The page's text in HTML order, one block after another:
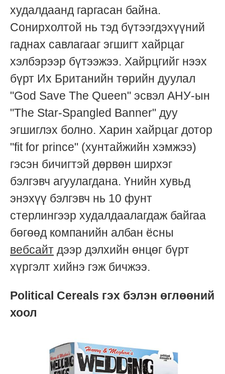
худалдаанд гаргасан байна.
Сонирхолтой нь тэд бүтээгдэхүүний
гаднах савлагааг эгшигт хайрцаг
хэлбэрээр бүтээжээ. Хайрцгийг нээх
бүрт Их Британийн төрийн дуулал
"God Save The Queen" эсвэл АНУ-ын
"The Star-Spangled Banner" дуу
эгшиглэх болно. Харин хайрцаг дотор
"fit for prince" (хунтайжийн хэмжээ)
гэсэн бичигтэй дөрвөн ширхэг
бэлгэвч агуулагдана. Үнийн хувьд
энэхүү бэлгэвч нь 10 фунт
стерлингээр худалдаалагдаж байгаа
бөгөөд компанийн албан ёсны
вебсайт дээр дэлхийн өнцөг бүрт
хүргэлт хийнэ гэж бичжээ.
Political Cereals гэх бэлэн өглөөний
хоол